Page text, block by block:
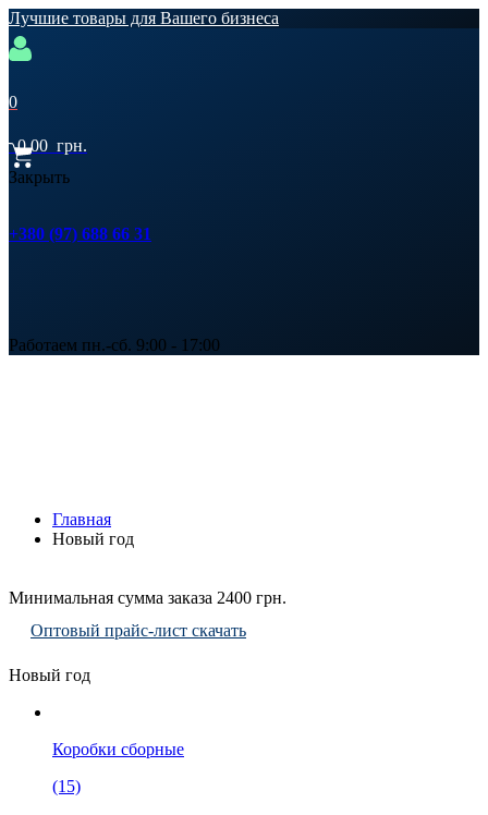
Лучшие товары для Вашего бизнеса
0
0,00 грн.
Закрыть
+380 (97) 688 66 31
Работаем пн.-сб. 9:00 - 17:00
Главная
Новый год
Минимальная сумма заказа 2400 грн.
Оптовый прайс-лист скачать
Новый год
Коробки сборные
(15)